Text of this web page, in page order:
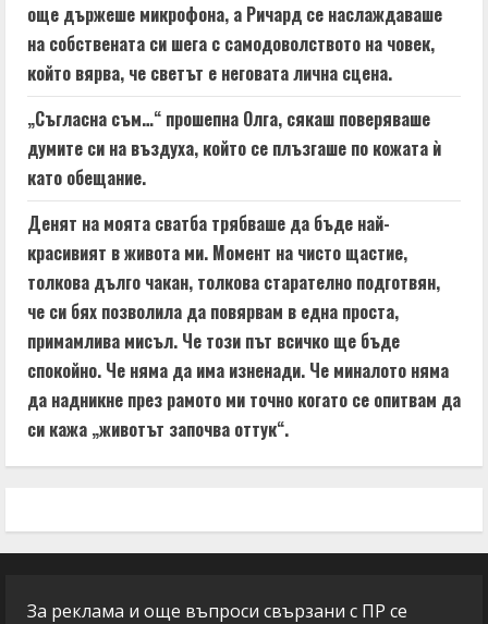
още държеше микрофона, а Ричард се наслаждаваше
на собствената си шега с самодоволството на човек,
който вярва, че светът е неговата лична сцена.
„Съгласна съм…“ прошепна Олга, сякаш поверяваше
думите си на въздуха, който се плъзгаше по кожата ѝ
като обещание.
Денят на моята сватба трябваше да бъде най-
красивият в живота ми. Момент на чисто щастие,
толкова дълго чакан, толкова старателно подготвян,
че си бях позволила да повярвам в една проста,
примамлива мисъл. Че този път всичко ще бъде
спокойно. Че няма да има изненади. Че миналото няма
да надникне през рамото ми точно когато се опитвам да
си кажа „животът започва оттук“.
За реклама и още въпроси свързани с ПР се